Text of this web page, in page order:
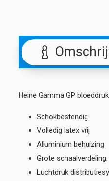
Heine Gamma GP
Schokbestendig
Volledig latex vrij
Alluminium behuizing
Grote
Luchtdruk